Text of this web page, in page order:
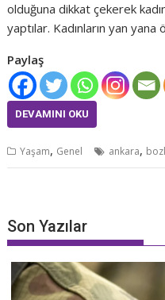
olduğuna dikkat çekerek
yaptılar. Kadınların yan yana
Paylaş
DEVAMINI OKU
Yaşam, Genel ankara,
Son Yazılar